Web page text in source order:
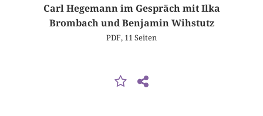
Carl Hegemann im Gespräch mit Ilka
Brombach und Benjamin Wihstutz
PDF, 11 Seiten